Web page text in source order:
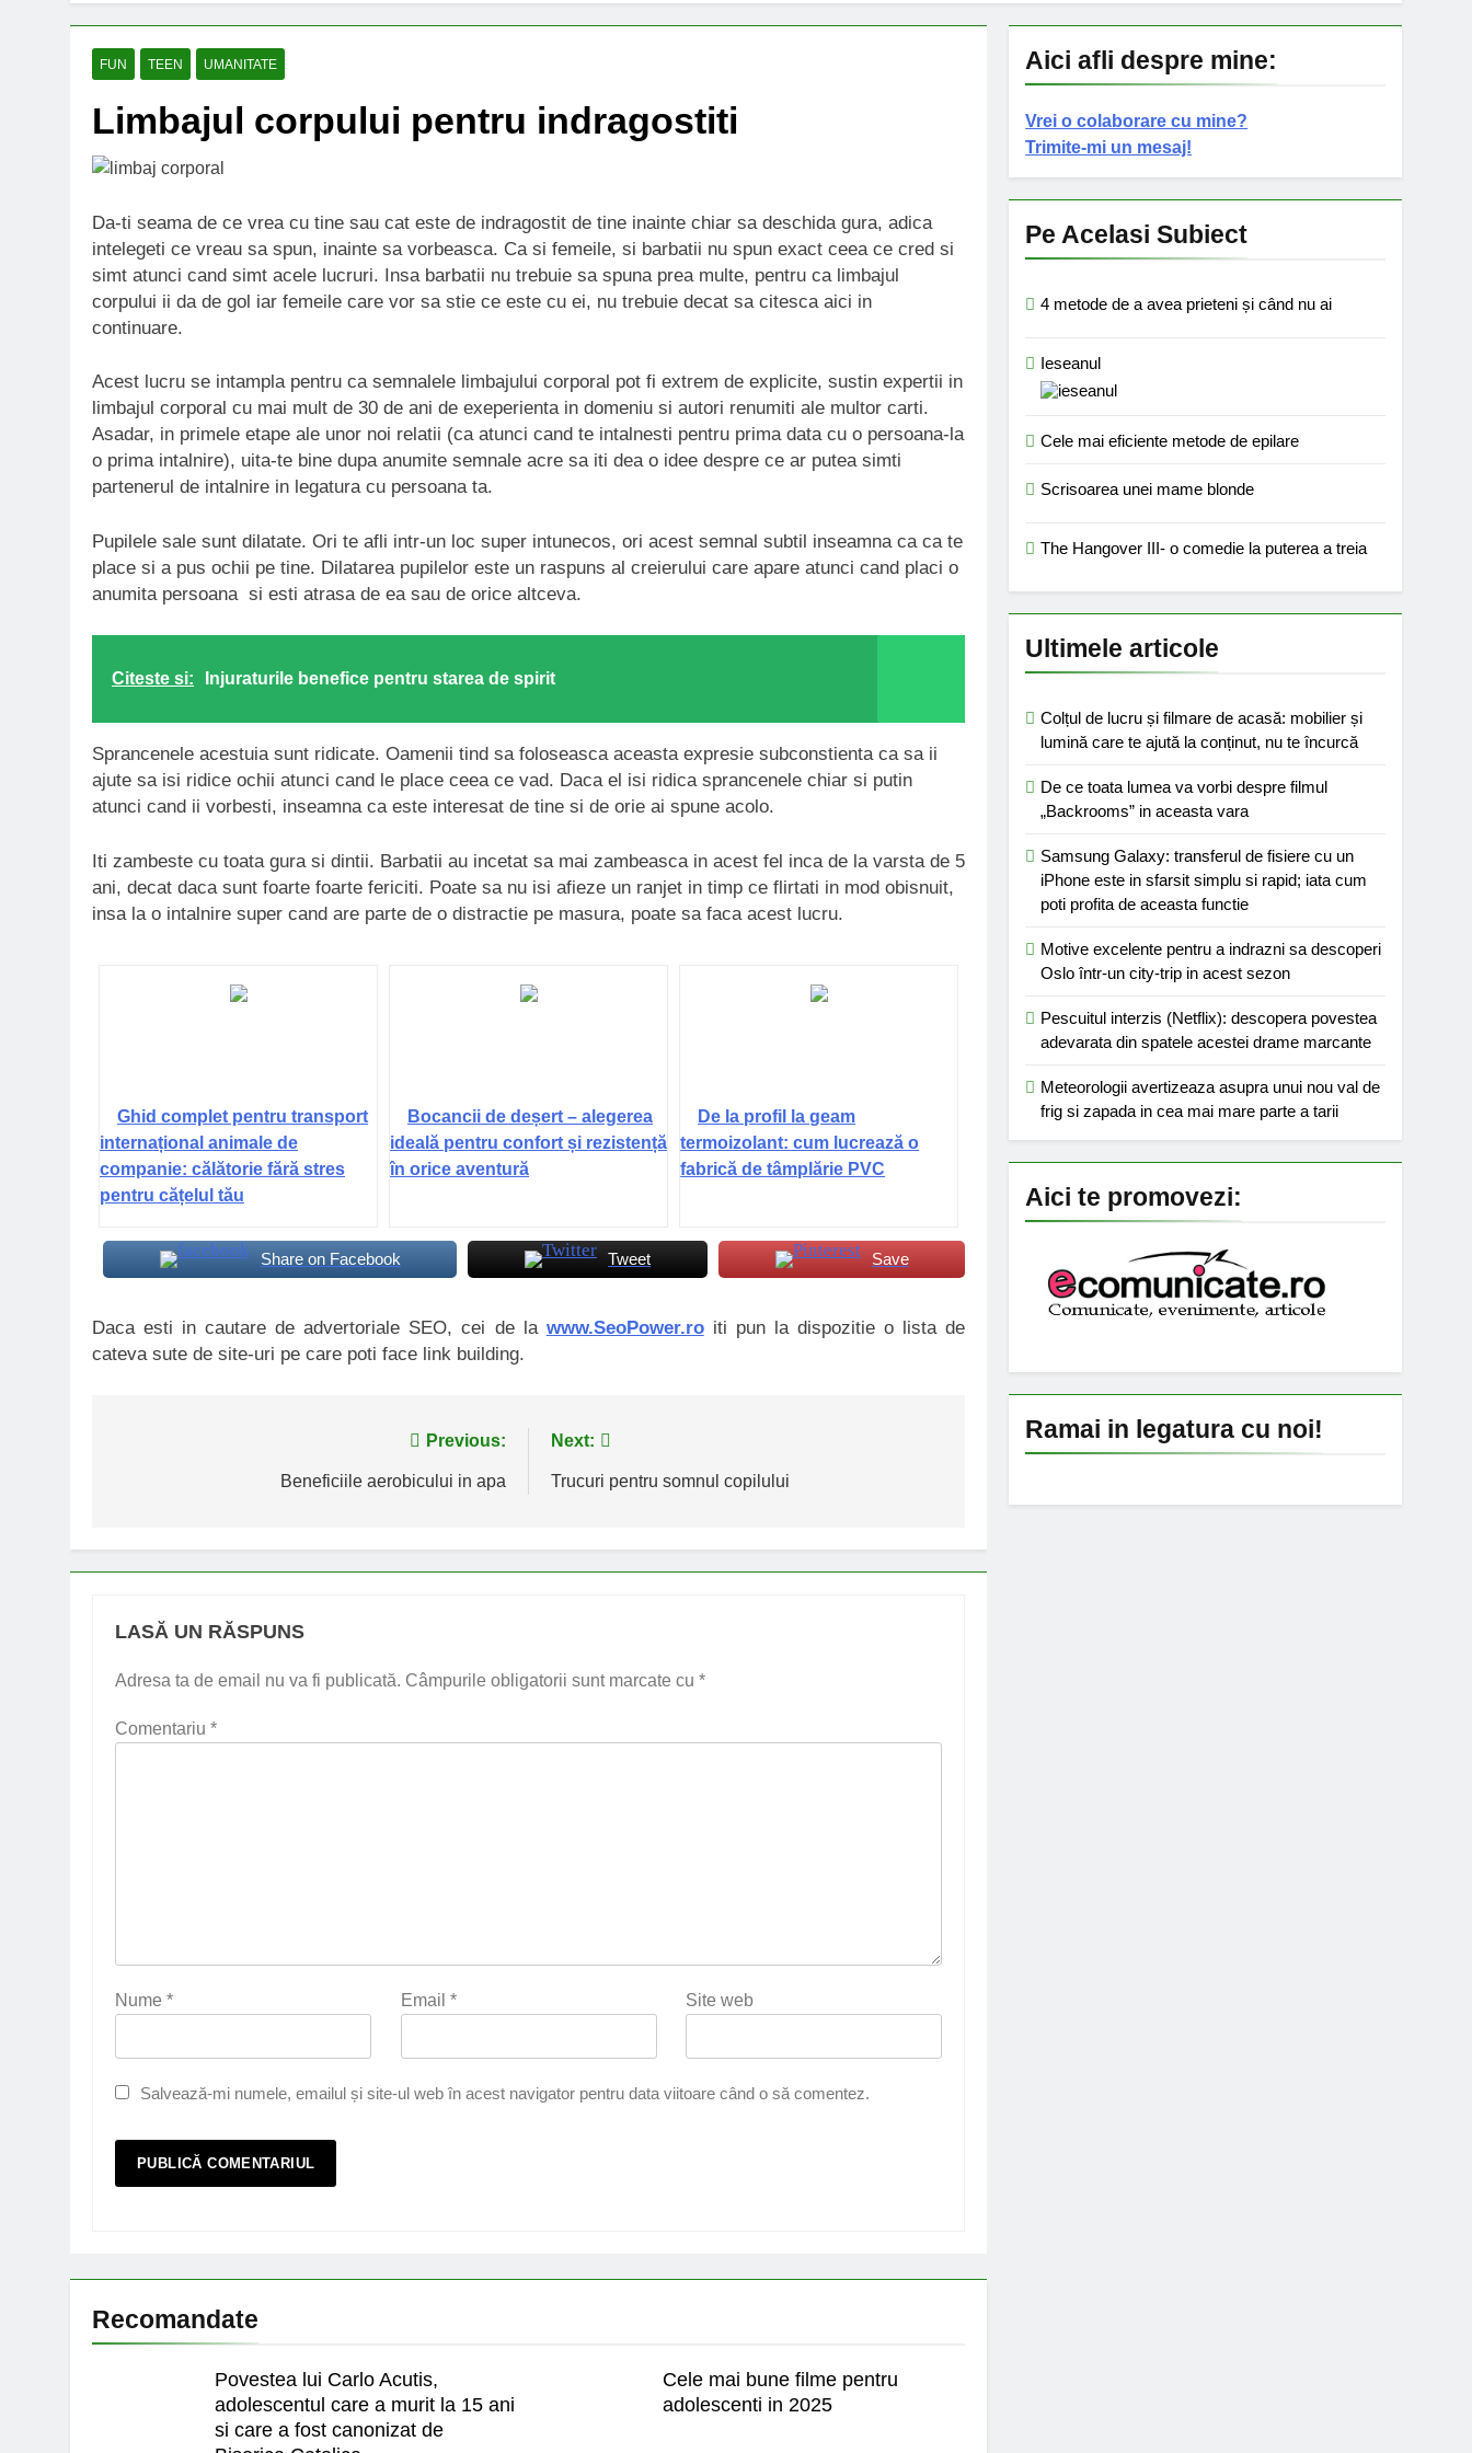
FUN TEEN UMANITATE
Limbajul corpului pentru indragostiti
Da-ti seama de ce vrea cu tine sau cat este de indragostit de tine inainte chiar sa deschida gura, adica
intelegeti ce vreau sa spun, inainte sa vorbeasca. Ca si femeile, si barbatii nu spun exact ceea ce cred si
simt atunci cand simt acele lucruri. Insa barbatii nu trebuie sa spuna prea multe, pentru ca limbajul
corpului ii da de gol iar femeile care vor sa stie ce este cu ei, nu trebuie decat sa citesca aici in
continuare.
Acest lucru se intampla pentru ca semnalele limbajului corporal pot fi extrem de explicite, sustin expertii in
limbajul corporal cu mai mult de 30 de ani de exeperienta in domeniu si autori renumiti ale multor carti.
Asadar, in primele etape ale unor noi relatii (ca atunci cand te intalnesti pentru prima data cu o persoana-la
o prima intalnire), uita-te bine dupa anumite semnale acre sa iti dea o idee despre ce ar putea simti
partenerul de intalnire in legatura cu persoana ta.
Pupilele sale sunt dilatate. Ori te afli intr-un loc super intunecos, ori acest semnal subtil inseamna ca ca te
place si a pus ochii pe tine. Dilatarea pupilelor este un raspuns al creierului care apare atunci cand placi o
anumita persoana si esti atrasa de ea sau de orice altceva.
Citeste si: Injuraturile benefice pentru starea de spirit
Sprancenele acestuia sunt ridicate. Oamenii tind sa foloseasca aceasta expresie subconstienta ca sa ii
ajute sa isi ridice ochii atunci cand le place ceea ce vad. Daca el isi ridica sprancenele chiar si putin
atunci cand ii vorbesti, inseamna ca este interesat de tine si de orie ai spune acolo.
Iti zambeste cu toata gura si dintii. Barbatii au incetat sa mai zambeasca in acest fel inca de la varsta de 5
ani, decat daca sunt foarte foarte fericiti. Poate sa nu isi afieze un ranjet in timp ce flirtati in mod obisnuit,
insa la o intalnire super cand are parte de o distractie pe masura, poate sa faca acest lucru.
Ghid complet pentru transport
internațional animale de
companie: călătorie fără stres
pentru cățelul tău
Bocancii de deșert – alegerea
ideală pentru confort și rezistență
în orice aventură
De la profil la geam
termoizolant: cum lucrează o
fabrică de tâmplărie PVC
Share on Facebook Tweet Save
Daca esti in cautare de advertoriale SEO, cei de la www.SeoPower.roiti pun la dispozitie o lista de
cateva sute de site-uri pe care poti face link building.
Previous:
Beneficiile aerobicului in apa
Next:
Trucuri pentru somnul copilului
LASĂ UN RĂSPUNS
Adresa ta de email nu va fi publicată. Câmpurile obligatorii sunt marcate cu *
Comentariu *
Nume * Email * Site web
Salvează-mi numele, emailul și site-ul web în acest navigator pentru data viitoare când o să comentez.
Recomandate
Povestea lui Carlo Acutis,
adolescentul care a murit la 15 ani
si care a fost canonizat de
Cele mai bune filme pentru
adolescenti in 2025
Aici afli despre mine:
Vrei o colaborare cu mine?
Trimite-mi un mesaj!
Pe Acelasi Subiect
4 metode de a avea prieteni și când nu ai
Ieseanul
Cele mai eficiente metode de epilare
Scrisoarea unei mame blonde
The Hangover III- o comedie la puterea a treia
Ultimele articole
Colțul de lucru și filmare de acasă: mobilier și
lumină care te ajută la conținut, nu te încurcă
De ce toata lumea va vorbi despre filmul
„Backrooms” in aceasta vara
Samsung Galaxy: transferul de fisiere cu un
iPhone este in sfarsit simplu si rapid; iata cum
poti profita de aceasta functie
Motive excelente pentru a indrazni sa descoperi
Oslo într-un city-trip in acest sezon
Pescuitul interzis (Netflix): descopera povestea
adevarata din spatele acestei drame marcante
Meteorologii avertizeaza asupra unui nou val de
frig si zapada in cea mai mare parte a tarii
Aici te promovezi:
Ramai in legatura cu noi!